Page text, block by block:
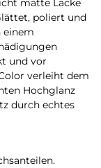
poliert und
einem
und vor
verleiht dem
Hochglanz
durch echtes